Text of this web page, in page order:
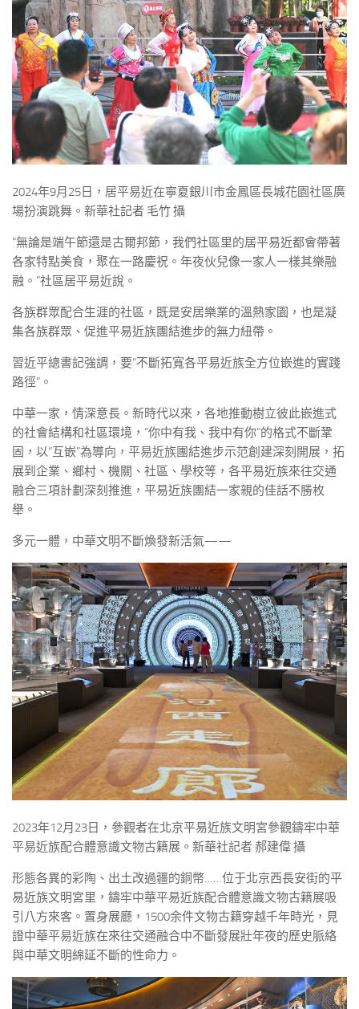
2024年9月25日，居平易近在寧夏銀川市金鳳區長城花園社區廣
場扮演跳舞。新華社記者 毛竹 攝
“無論是端午節還是古爾邦節，我們社區里的居平易近都會帶著
各家特點美食，聚在一路慶祝。年夜伙兒像一家人一樣其樂融
融。”社區居平易近說。
各族群眾配合生涯的社區，既是安居樂業的溫熱家園，也是凝
集各族群眾、促進平易近族團結進步的無力紐帶。
習近平總書記強調，要“不斷拓寬各平易近族全方位嵌進的實踐
路徑”。
中華一家，情深意長。新時代以來，各地推動樹立彼此嵌進式
的社會結構和社區環境，“你中有我、我中有你”的格式不斷鞏
固，以“互嵌”為導向，平易近族團結進步示范創建深刻開展，拓
展到企業、鄉村、機關、社區、學校等，各平易近族來往交通
融合三項計劃深刻推進，平易近族團結一家親的佳話不勝枚
舉。
多元一體，中華文明不斷煥發新活氣——
2023年12月23日，參觀者在北京平易近族文明宮參觀鑄牢中華
平易近族配合體意識文物古籍展。新華社記者 郝建偉 攝
形態各異的彩陶、出土改過疆的銅幣……位于北京西長安街的平
易近族文明宮里，鑄牢中華平易近族配合體意識文物古籍展吸
引八方來客。置身展廳，1500余件文物古籍穿越千年時光，見
證中華平易近族在來往交通融合中不斷發展壯年夜的歷史脈絡
與中華文明綿延不斷的性命力。